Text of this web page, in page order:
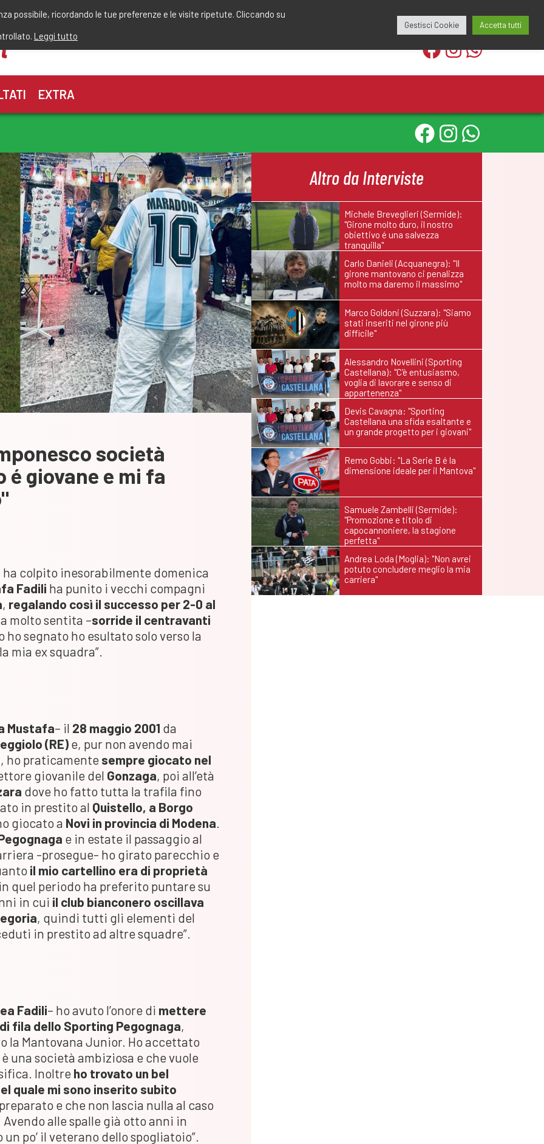
redazione@calciomantovano.it
EXTRA
società
giovane e mi fa
colpito inesorabilmente domenica
Fadili ha punito i vecchi compagni
, regalando così il successo per 2-0 al
molto sentita –sorride il centravanti
ho segnato ho esultato solo verso la
mia ex squadra”.
Mustafa– il 28 maggio 2001 da
(RE) e, pur non avendo mai
ho praticamente sempre giocato nel
giovanile del Gonzaga, poi all’età
dove ho fatto tutta la trafila fino
in prestito al Quistello, a Borgo
giocato a Novi in provincia di Modena
e in estate il passaggio al
-prosegue- ho girato parecchio e
il mio cartellino era di proprietà
quel periodo ha preferito puntare su
in cui il club bianconero oscillava
, quindi tutti gli elementi del
in prestito ad altre squadre”.
Fadili– ho avuto l’onore di mettere
fila dello Sporting Pegognaga,
la Mantovana Junior. Ho accettato
una società ambiziosa e che vuole
Inoltreho trovato un bel
quale mi sono inserito subito
e che non lascia nulla al caso
Avendo alle spalle già otto anni in
po’ il veterano dello spogliatoio”.
Altro da Interviste
Michele Breveglieri (Sermide):
"Girone molto duro, il nostro
obiettivo é una salvezza
tranquilla"
Carlo Danieli (Acquanegra): "Il
girone mantovano ci penalizza
molto ma daremo il massimo"
Marco Goldoni (Suzzara): "Siamo
stati inseriti nel girone più
difficile"
Alessandro Novellini (Sporting
Castellana): "C'è entusiasmo,
voglia di lavorare e senso di
appartenenza"
Devis Cavagna: "Sporting
Castellana una sfida esaltante e
un grande progetto per i giovani"
Remo Gobbi: "La Serie B é la
dimensione ideale per il Mantova"
Samuele Zambelli (Sermide):
"Promozione e titolo di
capocannoniere, la stagione
perfetta"
Andrea Loda (Moglia): "Non avrei
potuto concludere meglio la mia
carriera"
possibile, ricordando le tue preferenze e le visite ripetute. Cliccando su
Leggi tutto
Gestisci Cookie Accetta tutti